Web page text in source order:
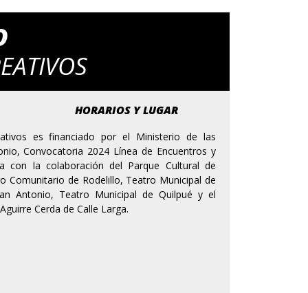
HORARIOS Y LUGAR
es financiado por el Ministerio de las
Convocatoria 2024 Línea de Encuentros y
con la colaboración del Parque Cultural de
Comunitario de Rodelillo, Teatro Municipal de
Antonio, Teatro Municipal de Quilpué y el
Cerda de Calle Larga.